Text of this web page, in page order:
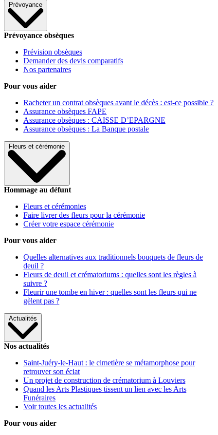
Prévoyance
Prévoyance obsèques
Prévision obsèques
Demander des devis comparatifs
Nos partenaires
Pour vous aider
Racheter un contrat obsèques avant le décès : est-ce possible ?
Assurance obsèques FAPE
Assurance obsèques : CAISSE D’EPARGNE
Assurance obsèques : La Banque postale
Fleurs et cérémonie
Hommage au défunt
Fleurs et cérémonies
Faire livrer des fleurs pour la cérémonie
Créer votre espace cérémonie
Pour vous aider
Quelles alternatives aux traditionnels bouquets de fleurs de
deuil ?
Fleurs de deuil et crématoriums : quelles sont les règles à
suivre ?
Fleurir une tombe en hiver : quelles sont les fleurs qui ne
gèlent pas ?
Actualités
Nos actualités
Saint-Juéry-le-Haut : le cimetière se métamorphose pour
retrouver son éclat
Un projet de construction de crématorium à Louviers
Quand les Arts Plastiques tissent un lien avec les Arts
Funéraires
Voir toutes les actualités
Pour vous aider